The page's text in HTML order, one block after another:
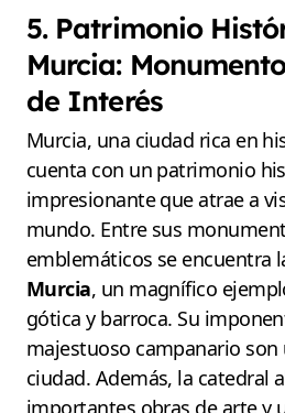
5. Patrimonio
Murcia:
de Interés
Murcia, una ciudad rica en
cuenta con un patrimonio
impresionante que atrae a
mundo. Entre sus
emblemáticos se encuentra
Murcia, un magnífico
gótica y barroca. Su
majestuoso campanario
ciudad. Además, la catedral
importantes obras de arte y